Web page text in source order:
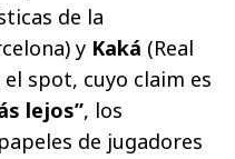
de la
y Kaká (Real
spot, cuyo claim es
lejos”, los
de jugadores